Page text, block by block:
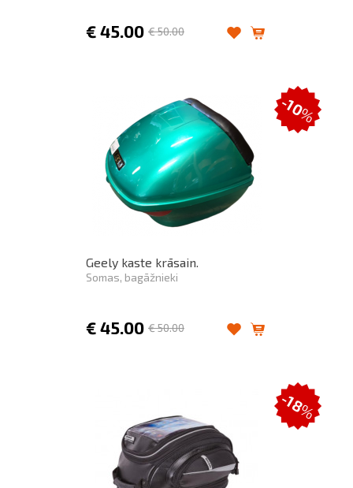
€ 45.00 €50.00
Geely kaste krāsain.
Somas, bagāžnieki
€ 45.00 €50.00
-10%
-18%